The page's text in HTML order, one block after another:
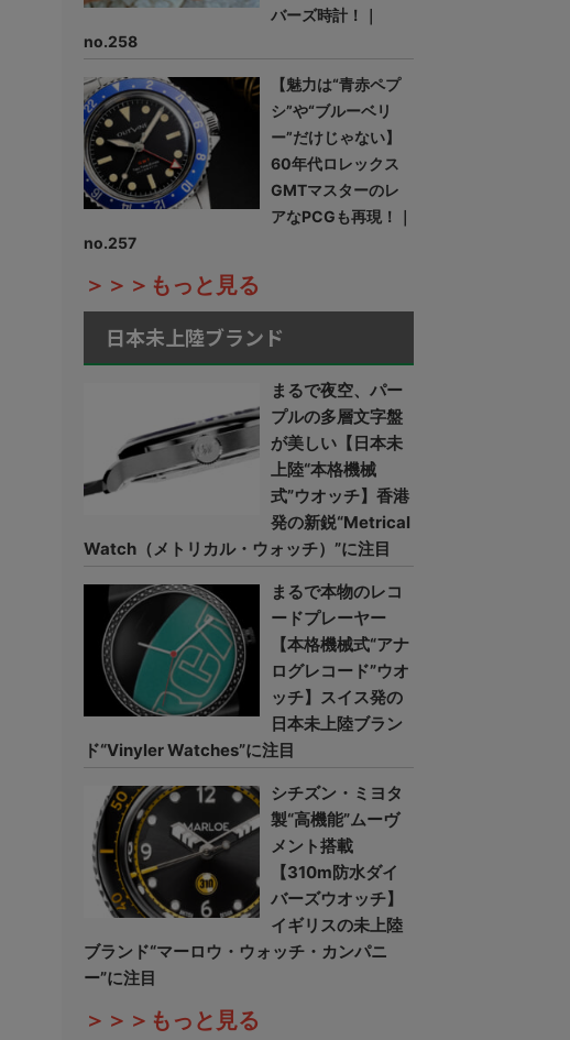
バーズ時計！｜
no.258
【魅力は“青赤ペプ
シ”や“ブルーベリ
ー”だけじゃない】
60年代ロレックス
GMTマスターのレ
アなPCGも再現！｜
no.257
＞＞＞もっと見る
日本未上陸ブランド
まるで夜空、パー
プルの多層文字盤
が美しい【日本未
上陸“本格機械
式”ウオッチ】香港
発の新鋭“Metrical
Watch（メトリカル・ウォッチ）”に注目
まるで本物のレコ
ードプレーヤー
【本格機械式“アナ
ログレコード”ウオ
ッチ】スイス発の
日本未上陸ブラン
ド“Vinyler Watches”に注目
シチズン・ミヨタ
製“高機能”ムーヴ
メント搭載
【310m防水ダイ
バーズウオッチ】
イギリスの未上陸
ブランド“マーロウ・ウォッチ・カンパニ
ー”に注目
＞＞＞もっと見る